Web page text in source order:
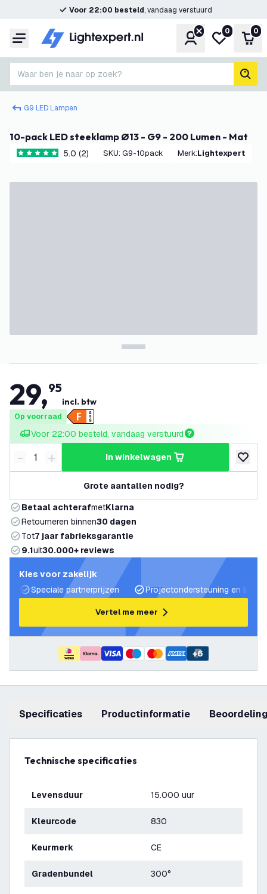
Voor 22:00 besteld, vandaag verstuurd
Menu Account
Mijn
0 0
Waar ben je naar op zoek?
G9 LED Lampen
10-pack LED steeklamp Ø13 - G9 - 200 Lumen - Mat
5 score sterren5.0 (2) SKU: G9-10pack Merk: Lightexpert
29,95
incl. btw
Op voorraad
Voor 22:00 besteld, vandaag verstuurd
Verminder hoeveelheid
- Verhoog hoeveelheid
+ in winkelwagen
Grote aantallen nodig?
Betaal achterafmetKlarna
Retourneren binnen30 dagen
Tot7 jaar fabrieksgarantie
9.1uit30.000+ reviews
Kies voor zakelijk
Speciale partnerprijzen
Projectondersteuning en
Vertel me meer
+6
Specificaties productinformatie
Technische specificaties
Levensduur 15.000 uur
Kleurcode 830
Keurmerk CE
Gradenbundel 300°